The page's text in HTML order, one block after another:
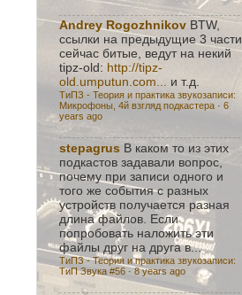
Andrey Rogozhnikov BTW,
ссылки на предыдущие 3 части
сейчас битые, ведут на некий
tipz-old: http://tipz-
old.umputun.com...
и т.д.
ТиПЗ - Теория и практика звукозаписи:
Микрофоны, 4й взгляд подкастера · 6
years ago
stepagrus В каком то из этих
подкастов задавали вопрос,
почему при записи одного и
того же события с разных
устройств получается разная
длина файлов. Если
попробовать наложить эти
файлы друг на друга в...
ТиПЗ - Теория и практика звукозаписи:
ТиП Звука #56 ·8 years ago